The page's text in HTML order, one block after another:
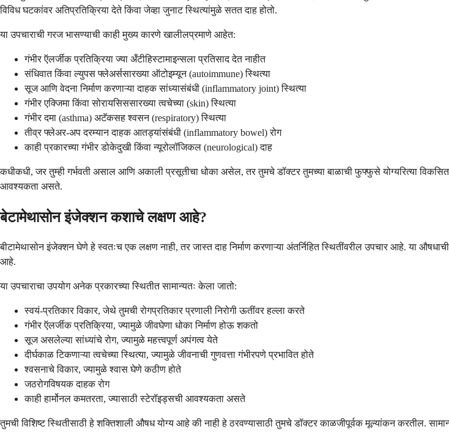
विविध घटकांवर अतिप्रतिक्रिया देते किंवा जेव्हा जुनाट स्थित्यांमुळे सतत दाह होतो.
या उपचाराची गरज भासण्याची काही मुख्य कारणे खालीलप्रमाणे आहेत:
गंभीर ऍलर्जीक प्रतिक्रिया ज्या अँटीहिस्टामाइन्सला प्रतिसाद देत नाहीत
संधिवात किंवा ल्युपस फ्लेअर्ससारख्या ऑटोइम्यून (autoimmune) स्थित्या
सूज आणि वेदना निर्माण करणाऱ्या दाहक सांध्यासंबंधी (inflammatory joint) स्थित्या
गंभीर एक्जिमा किंवा सोरायसिससारख्या त्वचेच्या (skin) स्थित्या
गंभीर दमा (asthma) अटॅकसह श्वसन (respiratory) स्थित्या
तीव्र फ्लेअर-अप दरम्यान दाहक आतड्यांसंबंधी (inflammatory bowel) रोग
काही प्रकारच्या गंभीर डोकेदुखी किंवा न्यूरोलॉजिकल (neurological) दाह
कधीकधी, जर तुम्ही गर्भवती असाल आणि अकाली प्रसूतीचा धोका असेल, तर तुमचे डॉक्टर तुमच्या बाळाची फुफ्फुसे योग्यरित्या
आवश्यकता असते.
बेटामेथासोन इंजेक्शन कशाचे लक्षण आहे?
बीटामेथासोन इंजेक्शन घेणे हे स्वतःच एक लक्षण नाही, तर जास्त दाह निर्माण करणाऱ्या अंतर्निहित स्थितींवरील उपचार आहे. या
आहे.
या उपचाराचा उपयोग अनेक प्रकारच्या स्थितीत सामान्यतः केला जातो:
स्वयं-प्रतिकार विकार, जेथे तुमची रोगप्रतिकार प्रणाली निरोगी ऊतींवर हल्ला करते
गंभीर ऍलर्जीक प्रतिक्रिया, ज्यामुळे जीवघेणा धोका निर्माण होऊ शकतो
सूज असलेल्या सांध्यांचे रोग, ज्यामुळे महत्त्वपूर्ण अपंगत्व येते
दीर्घकाळ टिकणाऱ्या त्वचेच्या स्थित्या, ज्यामुळे जीवनाची गुणवत्ता गंभीरपणे प्रभावित होते
श्वसनाचे विकार, ज्यामुळे श्वास घेणे कठीण होते
जठरोगविषयक दाहक रोग
काही हार्मोनल कमतरता, ज्यासाठी स्टेरॉइड्सची आवश्यकता असते
तुमची विशिष्ट स्थितीसाठी हे शक्तिशाली औषध योग्य आहे की नाही हे ठरवण्यासाठी तुमचे डॉक्टर काळजीपूर्वक मूल्यांकन करतील.